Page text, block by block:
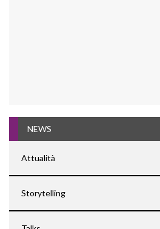
NEWS
Attualità
Storytelling